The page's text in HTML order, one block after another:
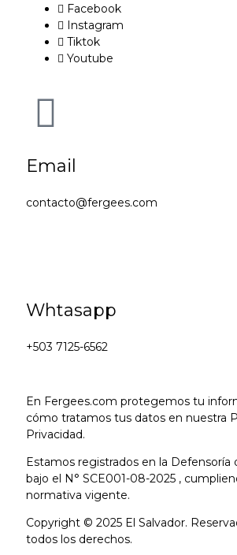
Facebook
Instagram
Tiktok
Youtube
Email
contacto@fergees.com
Whtasapp
+503 7125-6562
En Fergees.com protegemos tu
cómo tratamos tus datos en nuestra
Privacidad.
Estamos registrados en la Defensoría
bajo el N° SCE001-08-2025 ,
normativa vigente.
Copyright © 2025 El Salvador.
todos los derechos.